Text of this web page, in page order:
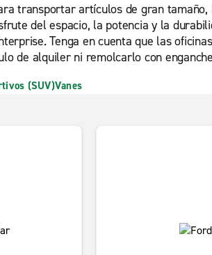
transportar artículos de gran tamaño,
del espacio, la potencia y la
Tenga en cuenta que las
de alquiler ni remolcarlo con
(SUV)Vanes